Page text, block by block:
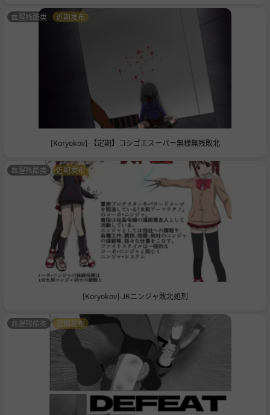
[Koryokov]-【定期】コシゴエスーパー無様無残敗北
血腥残酷类 近期发布
[Koryokov]-JKニンジャ敗北処刑
血腥残酷类 近期发布
血腥残酷类 近期发布